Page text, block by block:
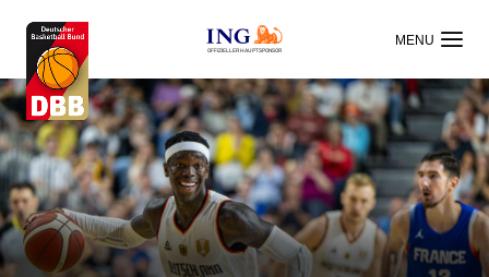
OFFIZIELLER HAUPTSPONSOR